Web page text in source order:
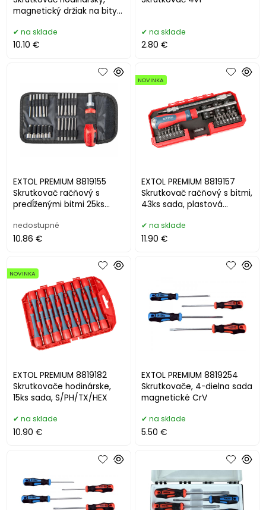
magnetický držiak na bity
na sklade
10.10 €
na sklade
2.80 €
EXTOL PREMIUM 8819155
Skrutkovač račňový s
predĺženými bitmi 25ks
nedostupné
10.86 €
EXTOL PREMIUM 8819157
Skrutkovač račňový s bitmi,
43ks sada, plastová
NOVINKA
na sklade
11.90 €
EXTOL PREMIUM 8819182
Skrutkovače hodinárske,
15ks sada, S/PH/TX/HEX
NOVINKA
na sklade
10.90 €
EXTOL PREMIUM 8819254
Skrutkovače, 4-dielna sada
magnetické CrV
na sklade
5.50 €